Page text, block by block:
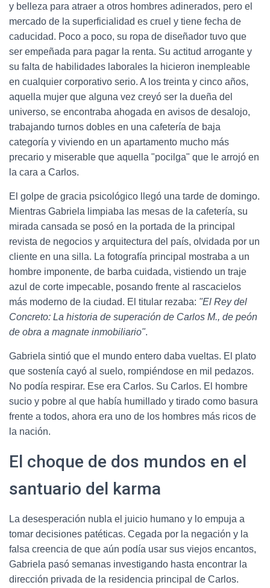
y belleza para atraer a otros hombres adinerados, pero el
mercado de la superficialidad es cruel y tiene fecha de
caducidad. Poco a poco, su ropa de diseñador tuvo que
ser empeñada para pagar la renta. Su actitud arrogante y
su falta de habilidades laborales la hicieron inempleable
en cualquier corporativo serio. A los treinta y cinco años,
aquella mujer que alguna vez creyó ser la dueña del
universo, se encontraba ahogada en avisos de desalojo,
trabajando turnos dobles en una cafetería de baja
categoría y viviendo en un apartamento mucho más
precario y miserable que aquella "pocilga" que le arrojó en
la cara a Carlos.
El golpe de gracia psicológico llegó una tarde de domingo.
Mientras Gabriela limpiaba las mesas de la cafetería, su
mirada cansada se posó en la portada de la principal
revista de negocios y arquitectura del país, olvidada por un
cliente en una silla. La fotografía principal mostraba a un
hombre imponente, de barba cuidada, vistiendo un traje
azul de corte impecable, posando frente al rascacielos
más moderno de la ciudad. El titular rezaba: "El Rey del
Concreto: La historia de superación de Carlos M., de peón
de obra a magnate inmobiliario".
Gabriela sintió que el mundo entero daba vueltas. El plato
que sostenía cayó al suelo, rompiéndose en mil pedazos.
No podía respirar. Ese era Carlos. Su Carlos. El hombre
sucio y pobre al que había humillado y tirado como basura
frente a todos, ahora era uno de los hombres más ricos de
la nación.
El choque de dos mundos en el
santuario del karma
La desesperación nubla el juicio humano y lo empuja a
tomar decisiones patéticas. Cegada por la negación y la
falsa creencia de que aún podía usar sus viejos encantos,
Gabriela pasó semanas investigando hasta encontrar la
dirección privada de la residencia principal de Carlos.